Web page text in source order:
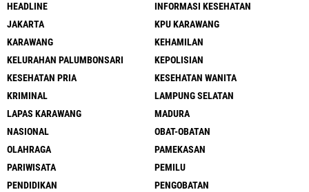
HEADLINE
INFORMASI KESEHATAN
JAKARTA
KPU KARAWANG
KARAWANG
KEHAMILAN
KELURAHAN PALUMBONSARI
KEPOLISIAN
KESEHATAN PRIA
KESEHATAN WANITA
KRIMINAL
LAMPUNG SELATAN
LAPAS KARAWANG
MADURA
NASIONAL
OBAT-OBATAN
OLAHRAGA
PAMEKASAN
PARIWISATA
PEMILU
PENDIDIKAN
PENGOBATAN